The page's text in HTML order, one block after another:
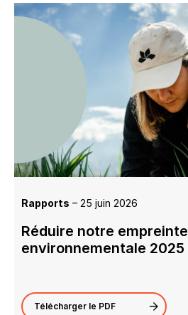
Rapports – 25 juin 2026
Réduire notre empreinte
environnementale 2025
Télécharger le PDF